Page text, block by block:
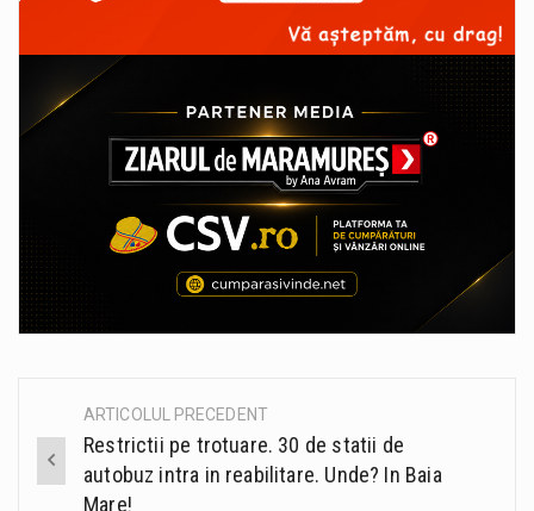
Post
navigation
ARTICOLUL PRECEDENT
Restrictii pe trotuare. 30 de statii de
autobuz intra in reabilitare. Unde? In Baia
Mare!